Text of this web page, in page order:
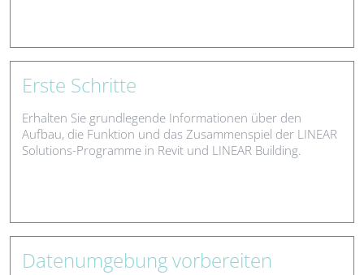
Erste Schritte
Erhalten Sie grundlegende Informationen über den
Aufbau, die Funktion und das Zusammenspiel der LINEAR
Solutions-Programme in Revit und LINEAR Building.
Datenumgebung vorbereiten